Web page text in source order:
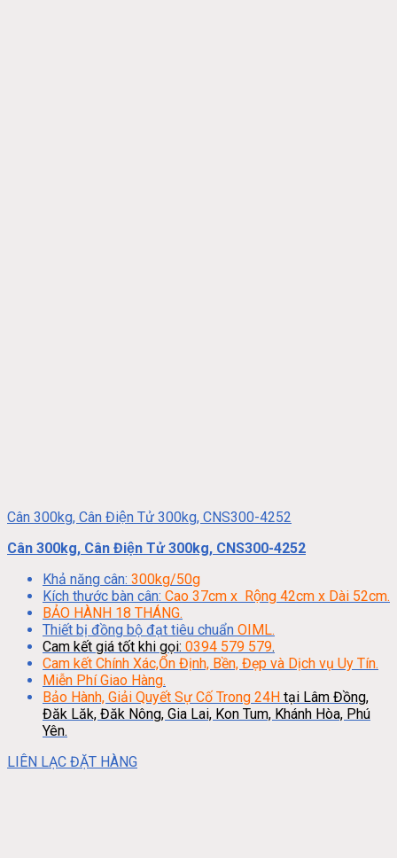
Cân 300kg, Cân Điện Tử 300kg, CNS300-4252
Cân 300kg, Cân Điện Tử 300kg, CNS300-4252
Khả năng cân: 300kg/50g
Kích thước bàn cân: Cao 37cm x Rộng 42cm x Dài 52cm.
BẢO HÀNH 18 THÁNG.
Thiết bị đồng bộ đạt tiêu chuẩn OIML.
Cam kết giá tốt khi gọi: 0394 579 579.
Cam kết Chính Xác,Ổn Định, Bền, Đẹp và Dịch vụ Uy Tín.
Miễn Phí Giao Hàng.
Bảo Hành, Giải Quyết Sự Cố Trong 24H tại Lâm Đồng,
Đăk Lăk, Đăk Nông, Gia Lai, Kon Tum, Khánh Hòa, Phú
Yên.
LIÊN LẠC ĐẶT HÀNG